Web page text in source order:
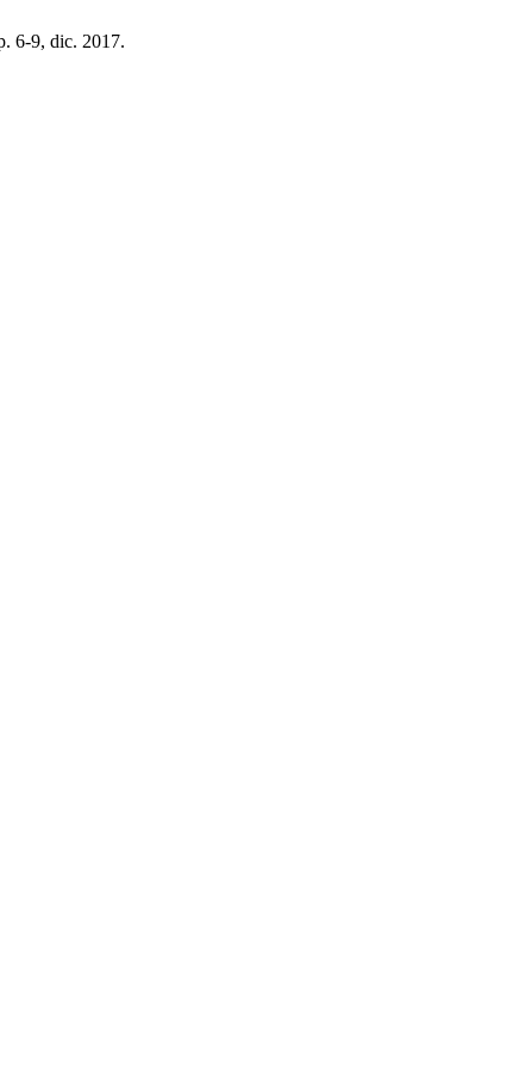
6-9, dic. 2017.